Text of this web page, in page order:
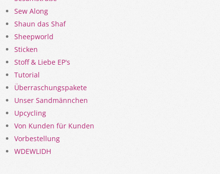
Sew Along
Shaun das Shaf
Sheepworld
Sticken
Stoff & Liebe EP's
Tutorial
Überraschungspakete
Unser Sandmännchen
Upcycling
Von Kunden für Kunden
Vorbestellung
WDEWLIDH